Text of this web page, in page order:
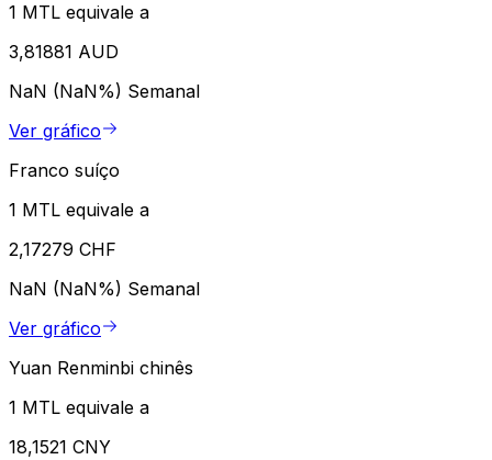
1 MTL equivale a
3,81881 AUD
NaN (NaN%) Semanal
Ver gráfico
Franco suíço
1 MTL equivale a
2,17279 CHF
NaN (NaN%) Semanal
Ver gráfico
Yuan Renminbi chinês
1 MTL equivale a
18,1521 CNY